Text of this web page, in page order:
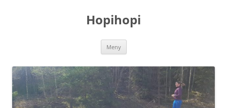
Hopihopi
Meny